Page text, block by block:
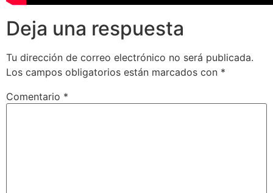
Deja una respuesta
Tu dirección de correo electrónico no será publicada.
Los campos obligatorios están marcados con *
Comentario *